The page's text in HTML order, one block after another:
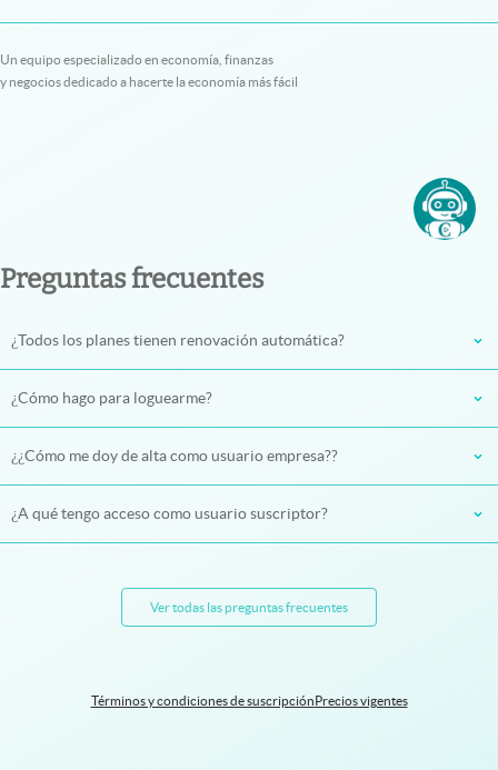
Un equipo especializado en economía, finanzas
y negocios dedicado a hacerte la economía más fácil
Preguntas frecuentes
¿Todos los planes tienen renovación automática?
¿Cómo hago para loguearme?
¿¿Cómo me doy de alta como usuario empresa??
¿A qué tengo acceso como usuario suscriptor?
Ver todas las preguntas frecuentes
Términos y condiciones de suscripción Precios vigentes